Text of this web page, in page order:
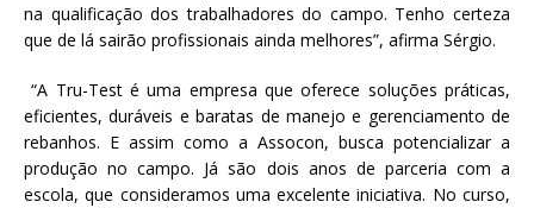
na qualificação dos trabalhadores do campo. Tenho certeza
que de lá sairão profissionais ainda melhores”, afirma Sérgio.
“A Tru-Test é uma empresa que oferece soluções práticas,
eficientes, duráveis e baratas de manejo e gerenciamento de
rebanhos. E assim como a Assocon, busca potencializar a
produção no campo. Já são dois anos de parceria com a
escola, que consideramos uma excelente iniciativa. No curso,